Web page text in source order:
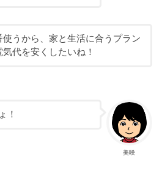
うから、 家と生活に合うプラン
気代を安くしたいね！
美咲
！